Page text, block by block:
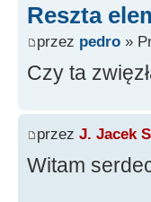
Reszta
przez pedro »
Czy ta
przez J. Jacek
Witam